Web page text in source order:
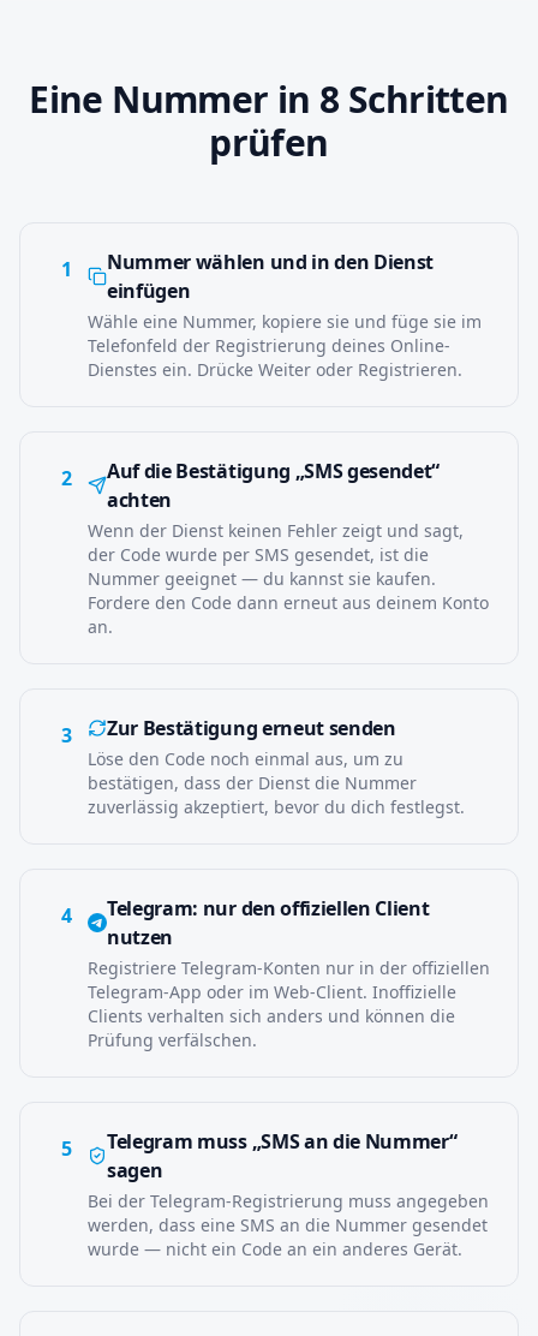
Eine Nummer in 8 Schritten
prüfen
1
Nummer wählen und in den Dienst
einfügen
Wähle eine Nummer, kopiere sie und füge sie im
Telefonfeld der Registrierung deines Online-
Dienstes ein. Drücke Weiter oder Registrieren.
2
Auf die Bestätigung „SMS gesendet“
achten
Wenn der Dienst keinen Fehler zeigt und sagt,
der Code wurde per SMS gesendet, ist die
Nummer geeignet — du kannst sie kaufen.
Fordere den Code dann erneut aus deinem Konto
an.
3 Zur Bestätigung erneut senden
Löse den Code noch einmal aus, um zu
bestätigen, dass der Dienst die Nummer
zuverlässig akzeptiert, bevor du dich festlegst.
4
Telegram: nur den offiziellen Client
nutzen
Registriere Telegram-Konten nur in der offiziellen
Telegram-App oder im Web-Client. Inoffizielle
Clients verhalten sich anders und können die
Prüfung verfälschen.
5
Telegram muss „SMS an die Nummer“
sagen
Bei der Telegram-Registrierung muss angegeben
werden, dass eine SMS an die Nummer gesendet
wurde — nicht ein Code an ein anderes Gerät.